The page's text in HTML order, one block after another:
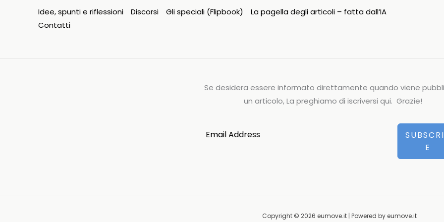
dei
Idee, spunti e riflessioni Discorsi Gli speciali (Flipbook)
La pagella degli articoli – fatta dall’IA
Contatti
Se desidera essere informato direttamente quando viene
un articolo, La preghiamo di iscriversi qui. Grazie!
E
Copyright © 2026 eumove.it | Powered by eumove.it